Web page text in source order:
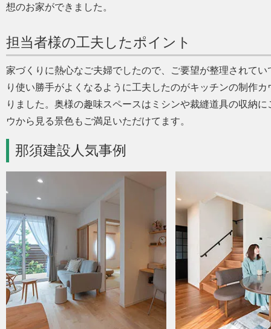
想のお家ができました。
担当者様の工夫したポイント
家づくりに熱心なご夫婦でしたので、ご要望が整理されて
り使い勝手がよくなるように工夫したのがキッチンの制作
りました。奥様の趣味スペースはミシンや裁縫道具の収納
ウから見る景色もご満足いただけてます。
那須建設人気事例